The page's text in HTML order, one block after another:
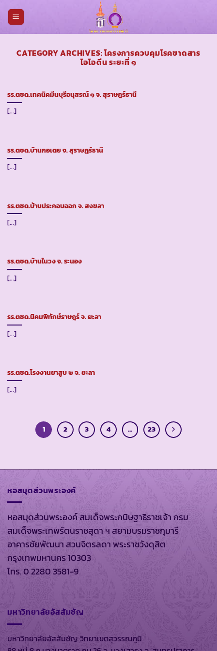
CATEGORY ARCHIVES:โครงการควบคุมโรคขาดสาร
ไอโอดีน ระยะที่ ๑
รร.ตชด.เทคนิคมีนบุรีอนุสรณ์ ๑ จ. สุราษฎร์ธานี
[...]
รร.ตชด.บ้านกอเตย จ. สุราษฎร์ธานี
[...]
รร.ตชด.บ้านประกอบออก จ. สงขลา
[...]
รร.ตชด.บ้านในวง จ. ระนอง
[...]
รร.ตชด.นิคมพิทักษ์ราษฎร์ จ. ยะลา
[...]
รร.ตชด.โรงงานยาสูบ ๒ จ. ยะลา
[...]
1 2 3 4 … 23
หอสมุดส่วนพระองค์
หอสมุดส่วนพระองค์ สมเด็จพระกนิษฐาธิราชเจ้า กรม
สมเด็จพระเทพรัตนราชสุดา ฯ สยามบรมราชกุมารี
อาคารชัยพัฒนา สวนจิตรลดา พระราชวังดุสิต
กรุงเทพมหานคร 10303
โทร. 0 2280 3581-9
มหาวิทยาลัยอัสสัมชัญ
มหาวิทยาลัยอัสสัมชัญ วิทยาเขตสุวรรณภูมิ